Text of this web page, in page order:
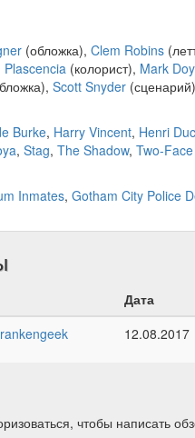
(обложка), Clem Robins
Plascencia (колорист), Mark
Scott Snyder
Burke, Harry Vincent, Henri
, Stag, The Shadow, Two-Face
Inmates, Gotham City Police
Дата
12.08.2017
чтобы написать